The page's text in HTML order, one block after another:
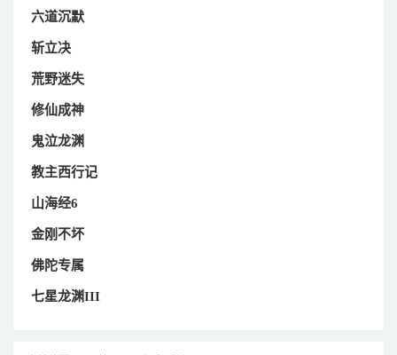
六道沉默
斩立决
荒野迷失
修仙成神
鬼泣龙渊
教主西行记
山海经6
金刚不坏
佛陀专属
七星龙渊III